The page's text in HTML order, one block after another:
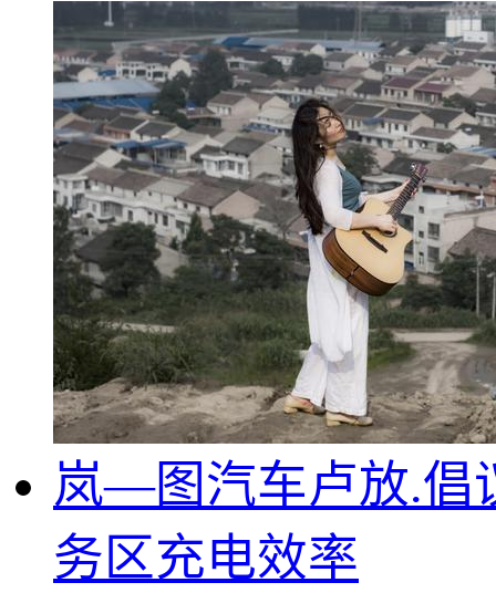
岚—图汽车卢放.倡
务区充电效率